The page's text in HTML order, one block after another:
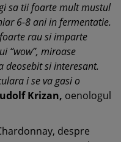
sa tii foarte mult mustul
6-8 ani in fermentatie.
rau si imparte
“wow”, miroase
deosebit si interesant.
i se va gasi o
Krizan, oenologul
despre